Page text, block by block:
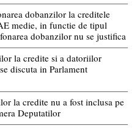
dobanzilor la creditele
medie, in functie de tipul
dobanzilor nu se justifica
la credite si a datoriilor
discuta in Parlament
la credite nu a fost inclusa pe
Deputatilor